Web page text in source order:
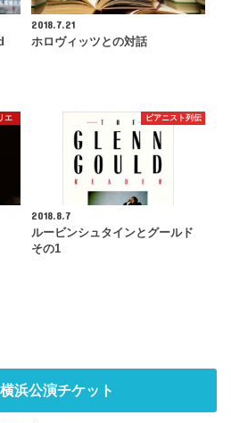
2018.7.21
ホロヴィッツとの対話
エ ピアニスト列伝
2018.8.7
ルービンシュタインとグールド
その1
浜公演チケット